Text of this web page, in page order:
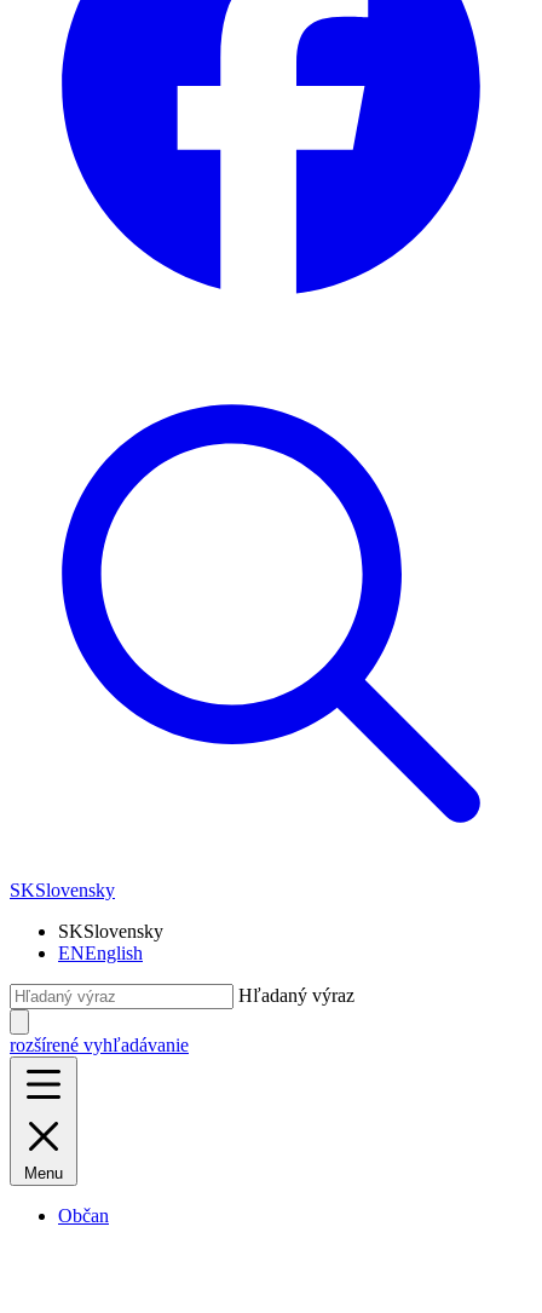
SKSlovensky
SKSlovensky
ENEnglish
Hľadaný výraz
rozšírené vyhľadávanie
Menu
Občan